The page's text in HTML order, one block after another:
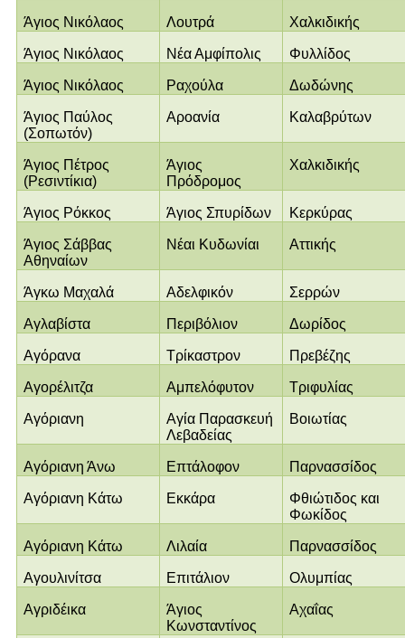
Άγιος Νικόλαος Λουτρά Χαλκιδικής
Άγιος Νικόλαος Νέα Αμφίπολις Φυλλίδος
Άγιος Νικόλαος Ραχούλα Δωδώνης
Άγιος Παύλος
(Σοπωτόν)
Αροανία Καλαβρύτων
Άγιος Πέτρος
(Ρεσιντίκια)
Άγιος
Πρόδρομος
Χαλκιδικής
Άγιος Ρόκκος Άγιος Σπυρίδων Κερκύρας
Άγιος Σάββας
Αθηναίων
Νέαι Κυδωνίαι Αττικής
Άγκω Μαχαλά Αδελφικόν Σερρών
Αγλαβίστα Περιβόλιον Δωρίδος
Αγόρανα Τρίκαστρον Πρεβέζης
Αγορέλιτζα Αμπελόφυτον Τριφυλίας
Αγόριανη
Αγία Παρασκευή
Λεβαδείας
Βοιωτίας
Αγόριανη Άνω Επτάλοφον Παρνασσίδος
Αγόριανη Κάτω Εκκάρα
Φθιώτιδος και
Φωκίδος
Αγόριανη Κάτω Λιλαία Παρνασσίδος
Αγουλινίτσα Επιτάλιον Ολυμπίας
Αγριδέικα
Άγιος
Κωνσταντίνος
Αχαΐας